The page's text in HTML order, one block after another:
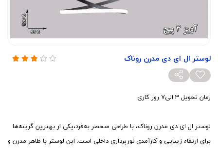
لوستر ال ای دی مدرن روناک
زمان تحویل 3 الی7 روز کاری
لوستر ال ای دی مدرن روناک، با طراحی منحصر به‌فرد،یکی از بهترین گزینه‌ها
برای ارتقاء زیبایی و کارآمدی نورپردازی داخلی است. این لوستر با ظاهر مدرن و